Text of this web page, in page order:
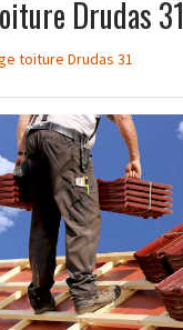
Drudas 31
toiture Drudas 31